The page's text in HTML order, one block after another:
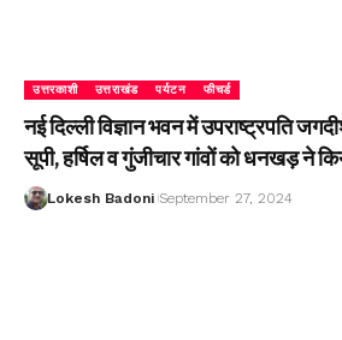
उत्तरकाशी उत्तराखंड पर्यटन फीचर्ड
नई दिल्ली विज्ञान भवन में उपराष्ट्रपति
सूपी, हर्षिल व गुंजीचार गांवों को धनखड़ ने
Lokesh Badoni September 27, 2024